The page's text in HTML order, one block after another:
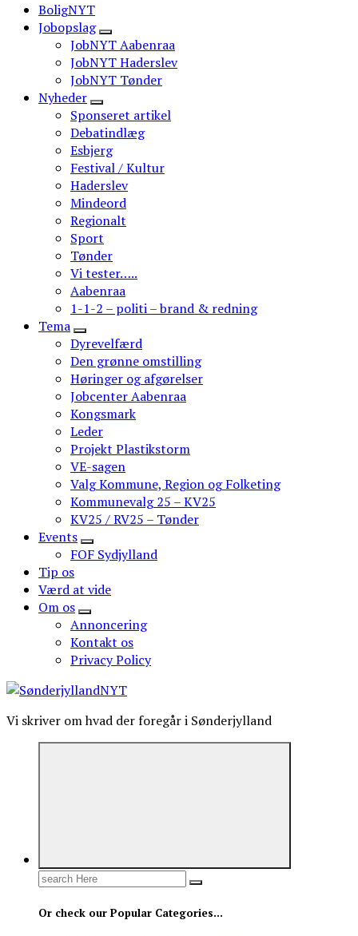
BoligNYT
Jobopslag
JobNYT Aabenraa
JobNYT Haderslev
JobNYT Tønder
Nyheder
Sponseret artikel
Debatindlæg
Esbjerg
Festival / Kultur
Haderslev
Mindeord
Regionalt
Sport
Tønder
Vi tester…..
Aabenraa
1-1-2 – politi – brand & redning
Tema
Dyrevelfærd
Den grønne omstilling
Høringer og afgørelser
Jobcenter Aabenraa
Kongsmark
Leder
Projekt Plastikstorm
VE-sagen
Valg Kommune, Region og Folketing
Kommunevalg 25 – KV25
KV25 / RV25 – Tønder
Events
FOF Sydjylland
Tip os
Værd at vide
Om os
Annoncering
Kontakt os
Privacy Policy
Vi skriver om hvad der foregår i Sønderjylland
Search
Or check our Popular Categories...